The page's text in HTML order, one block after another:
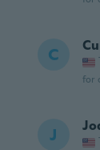
C
for
J